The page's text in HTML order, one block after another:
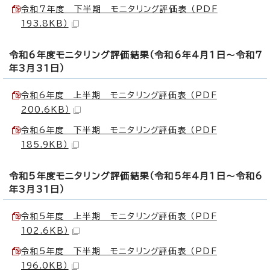
令和7年度 下半期 モニタリング評価表 （PDF
193.8KB）
令和6年度モニタリング評価結果（令和6年4月1日～令和7
年3月31日）
令和6年度 上半期 モニタリング評価表 （PDF
200.6KB）
令和6年度 下半期 モニタリング評価表 （PDF
185.9KB）
令和5年度モニタリング評価結果（令和5年4月1日～令和6
年3月31日）
令和5年度 上半期 モニタリング評価表 （PDF
102.6KB）
令和5年度 下半期 モニタリング評価表 （PDF
196.0KB）